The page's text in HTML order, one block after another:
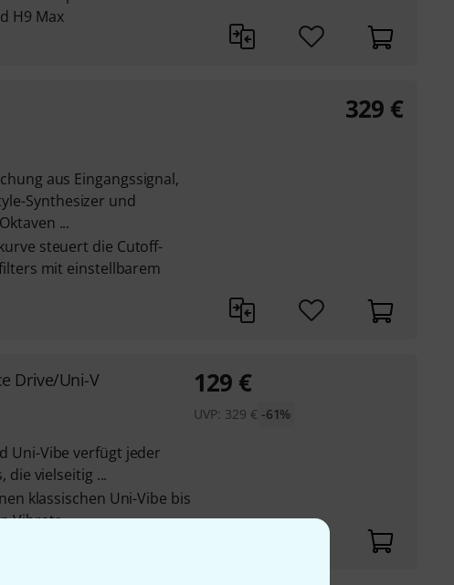
H9 Max
aus Eingangssignal,
Synthesizer und
...
steuert die Cutoff-
mit einstellbarem
329 €
Drive/Uni-V
Uni-Vibe verfügt jeder
die vielseitig ...
klassischen Uni-Vibe bis
Vibrato
129 €
UVP: 329 € -61%